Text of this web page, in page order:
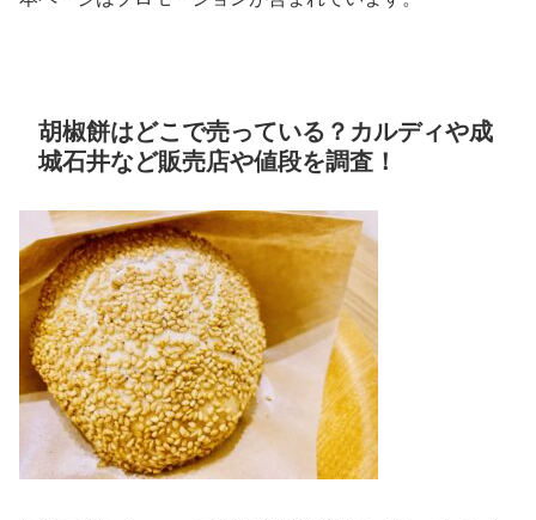
胡椒餅はどこで売っている？カルディや成
城石井など販売店や値段を調査！